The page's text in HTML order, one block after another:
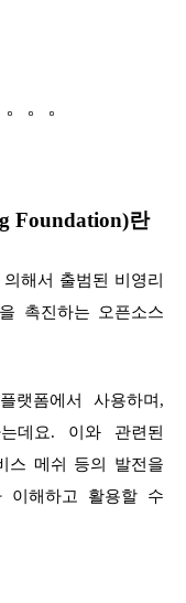
。。
Foundation)란
해서 출범된 비영리
촉진하는 오픈소스
랫폼에서 사용하며,
데요. 이와 관련된
스 메쉬 등의 발전을
이해하고 활용할 수